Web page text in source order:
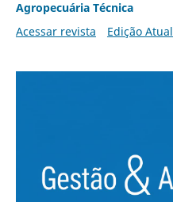
Agropecuária Técnica
Acessar revista
Edição Atual